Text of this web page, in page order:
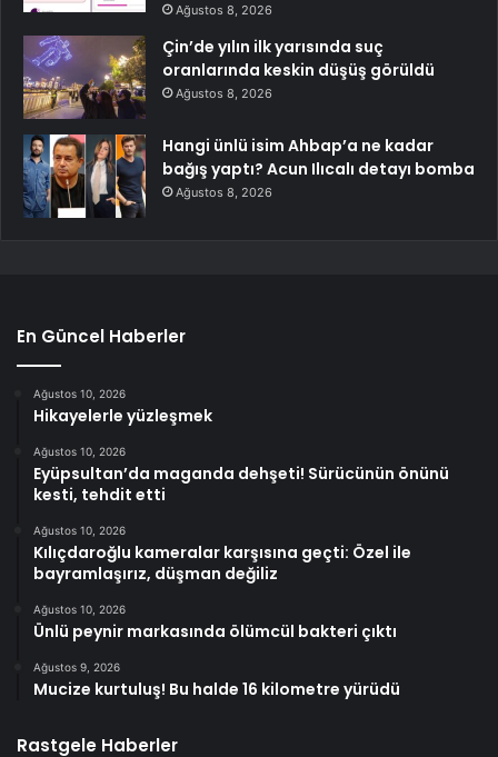
Ağustos 8, 2026
Çin’de yılın ilk yarısında suç
oranlarında keskin düşüş görüldü
Ağustos 8, 2026
Hangi ünlü isim Ahbap’a ne kadar
bağış yaptı? Acun Ilıcalı detayı bomba
Ağustos 8, 2026
En Güncel Haberler
Ağustos 10, 2026
Hikayelerle yüzleşmek
Ağustos 10, 2026
Eyüpsultan’da maganda dehşeti! Sürücünün önünü
kesti, tehdit etti
Ağustos 10, 2026
Kılıçdaroğlu kameralar karşısına geçti: Özel ile
bayramlaşırız, düşman değiliz
Ağustos 10, 2026
Ünlü peynir markasında ölümcül bakteri çıktı
Ağustos 9, 2026
Mucize kurtuluş! Bu halde 16 kilometre yürüdü
Rastgele Haberler